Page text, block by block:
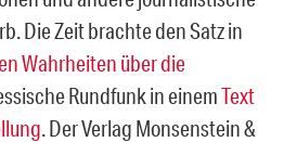
Die Zeit brachte den Satz in
Wahrheiten über die
Rundfunk in einemText
. Der Verlag Monsenstein &